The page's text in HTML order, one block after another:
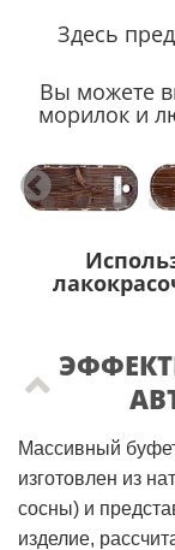
Здесь
Вы можете
морилок и
Массивный
изготовлен из
сосны) и
изделие,